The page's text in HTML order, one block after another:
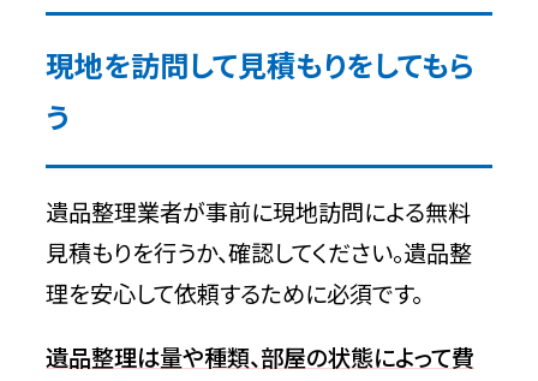
現地を訪問して見積もりをしてもら
う
遺品整理業者が事前に現地訪問による無料
見積もりを行うか、確認してください。遺品整
理を安心して依頼するために必須です。
遺品整理は量や種類、部屋の状態によって費